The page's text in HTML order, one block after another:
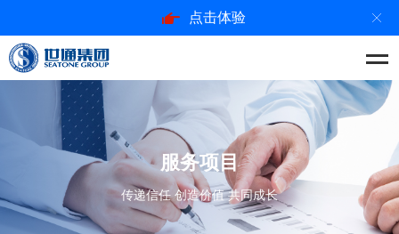
点击体验
服务项目
传递信任 创造价值 共同成长